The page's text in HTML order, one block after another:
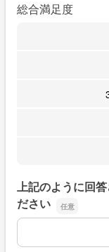
総合満足度
上記のように回
ださい
上記のように回